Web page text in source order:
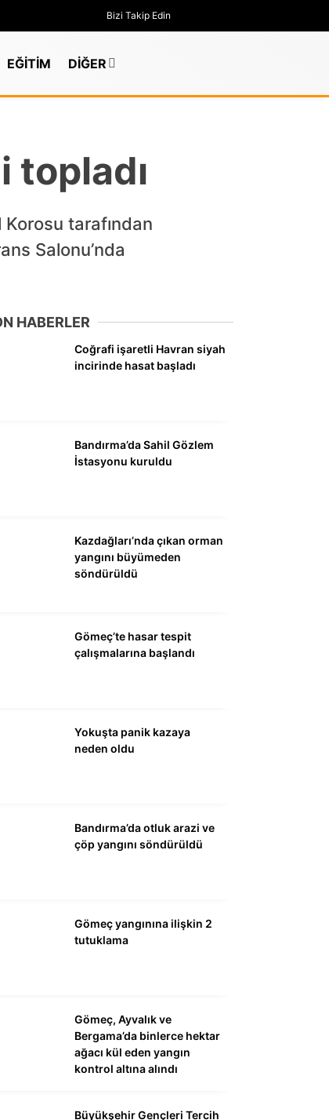
GÜNDEM
DÜNYA
SPOR
DİĞER
Facebook
Bizi Takip Edin
EĞİTİM DİĞER
topladı
tarafından
Salonu’nda
HABERLER
Coğrafi işaretli Havran siyah
incirinde hasat başladı
Bandırma’da Sahil Gözlem
İstasyonu kuruldu
Kazdağları’nda çıkan orman
yangını büyümeden
söndürüldü
Gömeç’te hasar tespit
çalışmalarına başlandı
Yokuşta panik kazaya
neden oldu
Bandırma’da otluk arazi ve
çöp yangını söndürüldü
Gömeç yangınına ilişkin 2
tutuklama
Gömeç, Ayvalık ve
Bergama’da binlerce hektar
ağacı kül eden yangın
kontrol altına alındı
Büyükşehir Gençleri Tercih